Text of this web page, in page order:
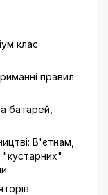
клас
правил
батарей,
В'єтнам,
"кустарних"